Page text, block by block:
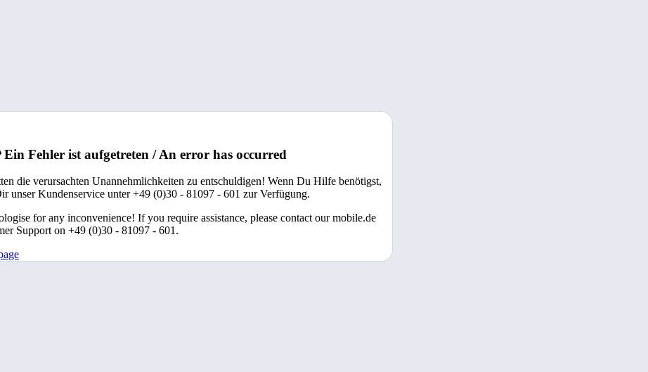
Ein Fehler ist aufgetreten / An error has occurred
die verursachten Unannehmlichkeiten zu entschuldigen! Wenn Du Hilfe benötigst,
unser Kundenservice unter +49 (0)30 - 81097 - 601 zur Verfügung.
for any inconvenience! If you require assistance, please contact our mobile.de
Support on +49 (0)30 - 81097 - 601.